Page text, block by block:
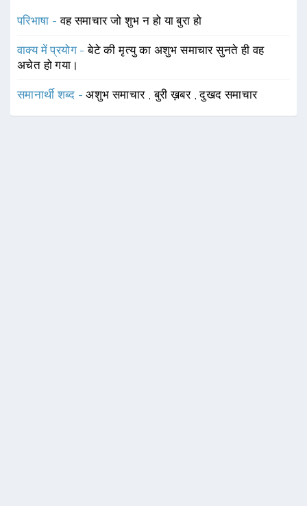
परिभाषा -वह समाचार जो शुभ न हो या बुरा हो
वाक्य में प्रयोग -बेटे की मृत्यु का अशुभ समाचार सुनते ही वह
अचेत हो गया।
समानार्थी शब्द -अशुभ समाचार ,बुरी ख़बर ,दुखद समाचार